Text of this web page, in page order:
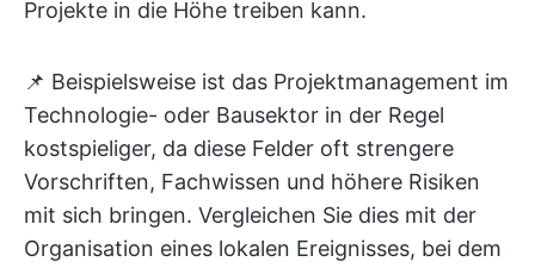
Projekte in die Höhe treiben kann.
📌 Beispielsweise ist das Projektmanagement im
Technologie- oder Bausektor in der Regel
kostspieliger, da diese Felder oft strengere
Vorschriften, Fachwissen und höhere Risiken
mit sich bringen. Vergleichen Sie dies mit der
Organisation eines lokalen Ereignisses, bei dem